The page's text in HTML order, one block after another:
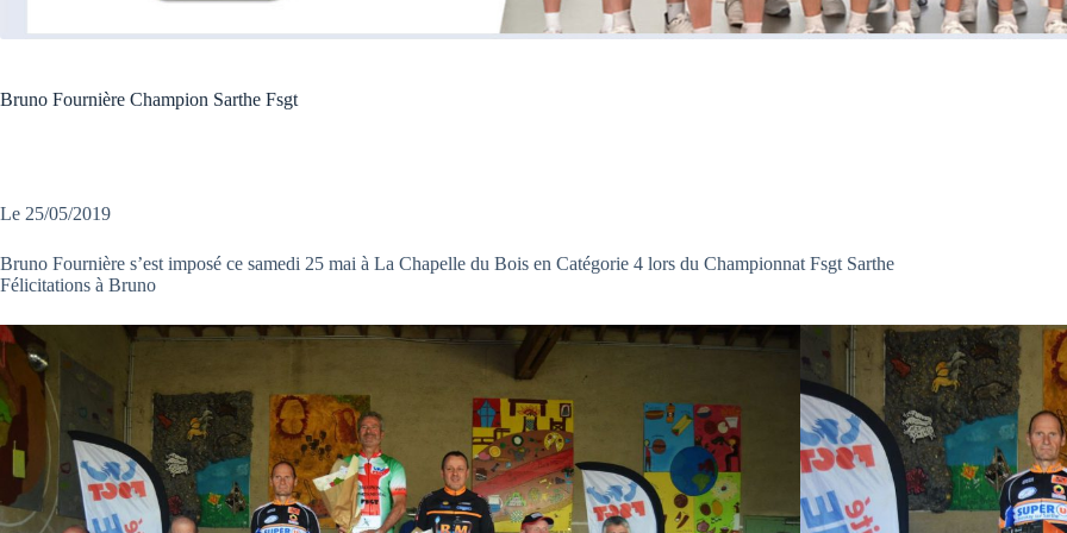
Bruno Fournière Champion Sarthe Fsgt
Le 25/05/2019
Bruno Fournière s’est imposé ce samedi 25 mai à La Chapelle du Bois en Catégorie 4 lors du Championnat Fsgt Sarthe
Félicitations à Bruno